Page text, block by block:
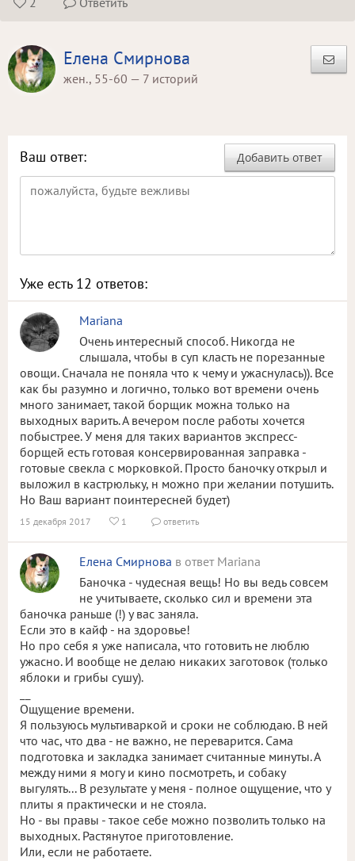
 
Елена Смирнова
жен., 55-60 — 7 историй
Добавить ответ
Ваш ответ:
Уже есть 12 ответов:
Mariana
Очень интересный способ. Никогда не
слышала, чтобы в суп класть не порезанные
овощи. Сначала не поняла что к чему и ужаснулась)). Все
как бы разумно и логично, только вот времени очень
много занимает, такой борщик можна только на
выходных варить. А вечером после работы хочется
побыстрее. У меня для таких вариантов экспресс-
борщей есть готовая консервированная заправка -
готовые свекла с морковкой. Просто баночку открыл и
выложил в кастрюльку, н можно при желании потушить.
Но Ваш вариант поинтересней будет)
15 декабря 2017  1  ответить
Елена Смирнова в ответ Mariana
Баночка - чудесная вещь! Но вы ведь совсем
не учитываете, сколько сил и времени эта
баночка раньше (!) у вас заняла.
Если это в кайф - на здоровье!
Но про себя я уже написала, что готовить не люблю
ужасно. И вообще не делаю никаких заготовок (только
яблоки и грибы сушу).
Ощущение времени.
Я пользуюсь мультиваркой и сроки не соблюдаю. В ней
что час, что два - не важно, не переварится. Сама
подготовка и закладка занимает считанные минуты. А
между ними я могу и кино посмотреть, и собаку
выгулять... В результате у меня - полное ощущение, что у
плиты я практически и не стояла.
Но - вы правы - такое себе можно позволить только на
выходных. Растянутое приготовление.
Или, если не работаете.